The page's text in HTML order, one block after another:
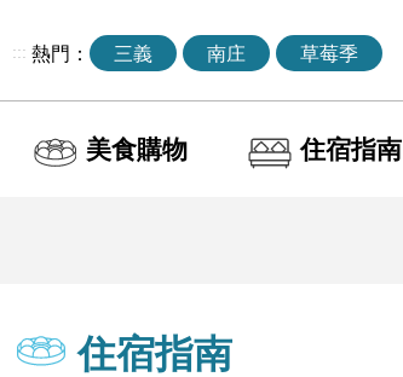
::: 熱門： 三義 南庄 草莓季
美食購物 住宿指南
住宿指南